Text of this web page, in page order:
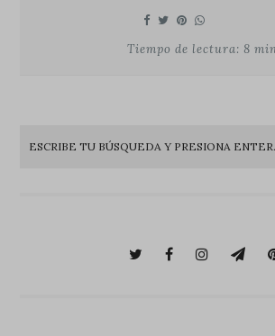
Tiempo de lectura: 8